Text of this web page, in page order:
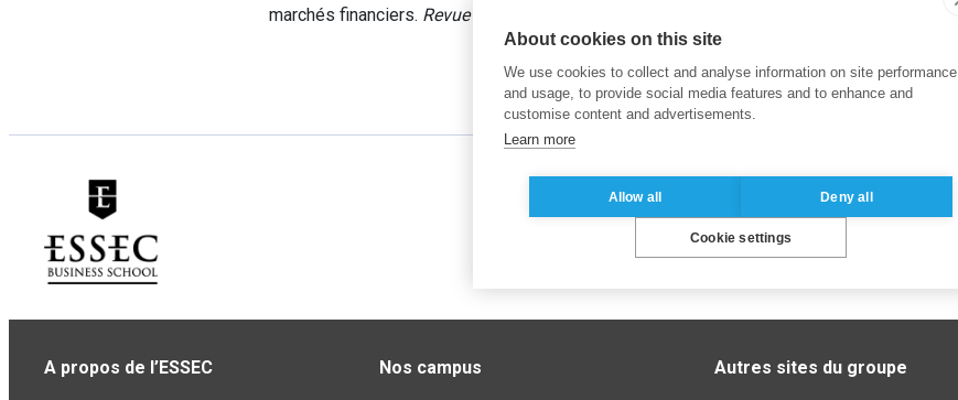
marchés financiers. Revue Economique
A propos de l’ESSEC Nos campus Autres sites du groupe
About cookies on this site
We use cookies to collect and analyse information on site performance
and usage, to provide social media features and to enhance and
customise content and advertisements.
Learn more
Allow all Deny all
Cookie settings